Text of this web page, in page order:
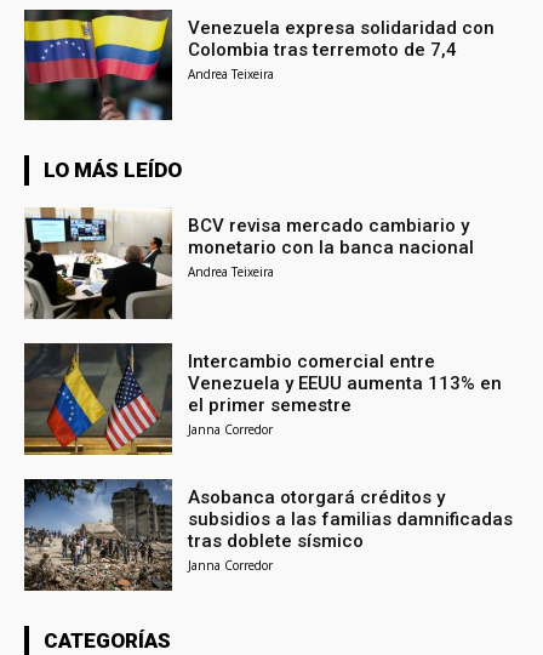
Venezuela expresa solidaridad con
Colombia tras terremoto de 7,4
Andrea Teixeira
LO MÁS LEÍDO
BCV revisa mercado cambiario y
monetario con la banca nacional
Andrea Teixeira
Intercambio comercial entre
Venezuela y EEUU aumenta 113% en
el primer semestre
Janna Corredor
Asobanca otorgará créditos y
subsidios a las familias damnificadas
tras doblete sísmico
Janna Corredor
CATEGORÍAS